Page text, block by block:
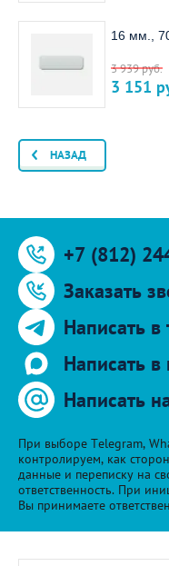
16 мм.,
3 939руб.
3 151
НАЗАД
+7 (812)
Заказать
Написать
Написать в
Написать в
При выборе Telegram,
контролируем, как
данные и переписку на
ответственность. При
Вы принимаете